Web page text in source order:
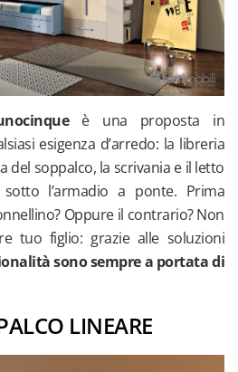
è una proposta in
esigenza d’arredo: la libreria
del soppalco, la scrivania e il letto
l’armadio a ponte. Prima
Oppure il contrario? Non
tuo figlio: grazie alle soluzioni
sono sempre a portata di
LINEARE